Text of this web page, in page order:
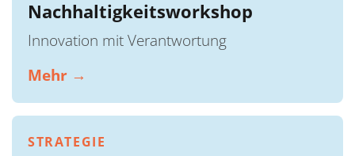
Nachhaltigkeitsworkshop
Innovation mit Verantwortung
Mehr →
STRATEGIE